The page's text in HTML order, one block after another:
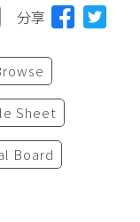
分享
Sheet
Board